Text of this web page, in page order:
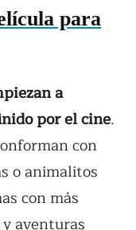
para
a
por el cine.
con
o animalitos
con más
aventuras